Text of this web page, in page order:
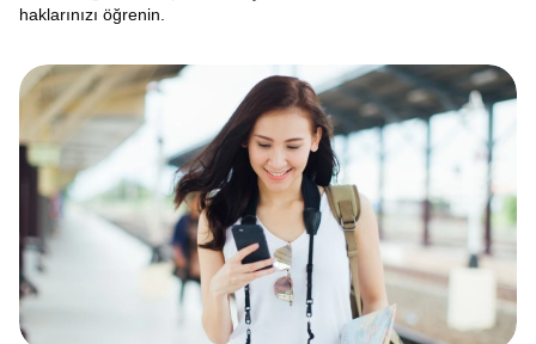
haklarınızı öğrenin.